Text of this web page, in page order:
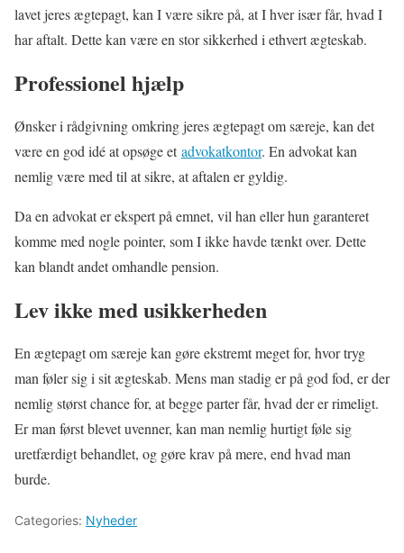
lavet jeres ægtepagt, kan I være sikre på, at I hver især får, hvad I
har aftalt. Dette kan være en stor sikkerhed i ethvert ægteskab.
Professionel hjælp
Ønsker i rådgivning omkring jeres ægtepagt om særeje, kan det
være en god idé at opsøge etadvokatkontor. En advokat kan
nemlig være med til at sikre, at aftalen er gyldig.
Da en advokat er ekspert på emnet, vil han eller hun garanteret
komme med nogle pointer, som I ikke havde tænkt over. Dette
kan blandt andet omhandle pension.
Lev ikke med usikkerheden
En ægtepagt om særeje kan gøre ekstremt meget for, hvor tryg
man føler sig i sit ægteskab. Mens man stadig er på god fod, er der
nemlig størst chance for, at begge parter får, hvad der er rimeligt.
Er man først blevet uvenner, kan man nemlig hurtigt føle sig
uretfærdigt behandlet, og gøre krav på mere, end hvad man
burde.
Categories: Nyheder